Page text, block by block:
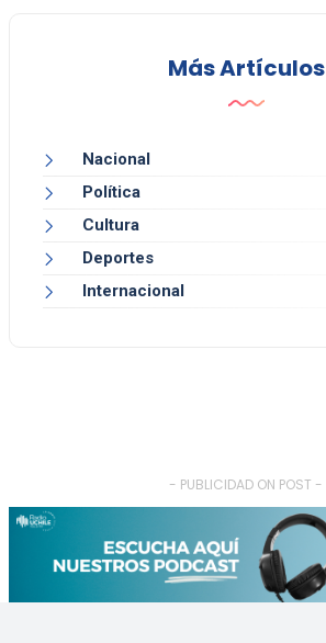
Más Artículos
Nacional
Política
Cultura
Deportes
Internacional
- PUBLICIDAD ON POST -